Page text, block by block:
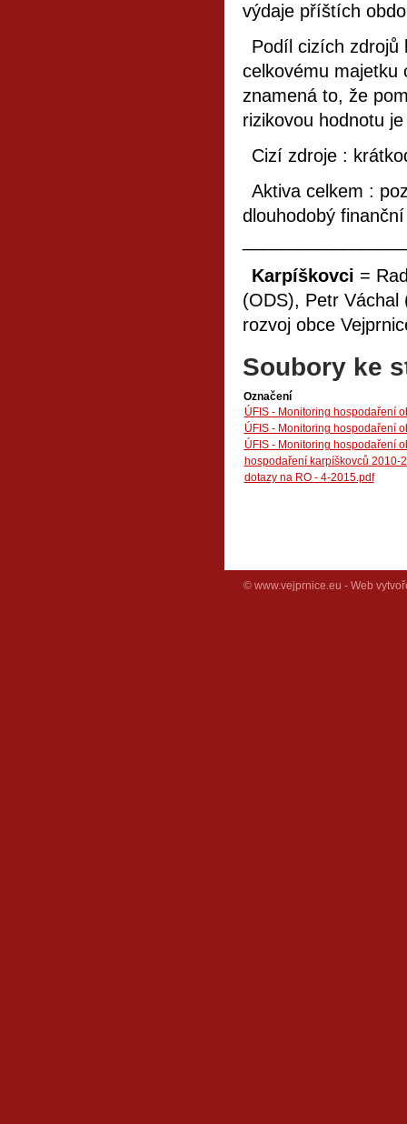
výdaje příštích
Podíl cizích zdrojů
celkovému majetku
znamená to, že
rizikovou hodnotu
Cizí zdroje :
Aktiva celkem :
dlouhodobý
Karpíškovci =
(ODS), Petr Váchal
rozvoj obce
Soubory ke
Označení
ÚFIS - Monitoring hospodaření
ÚFIS - Monitoring hospodaření
ÚFIS - Monitoring hospodaření
hospodaření karpíškovců 2010-
dotazy na RO - 4-2015.pdf
© www.vejprnice.eu - Web